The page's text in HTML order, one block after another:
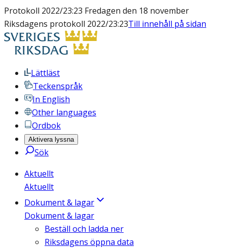
Protokoll 2022/23:23 Fredagen den 18 november
Riksdagens protokoll 2022/23:23Till innehåll på sidan
Lättläst
Teckenspråk
In English
Other languages
Ordbok
Aktivera lyssna
Sök
Aktuellt
Aktuellt
Dokument & lagar
Dokument & lagar
Beställ och ladda ner
Riksdagens öppna data